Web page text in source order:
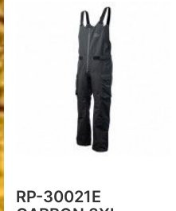
RP-30021E